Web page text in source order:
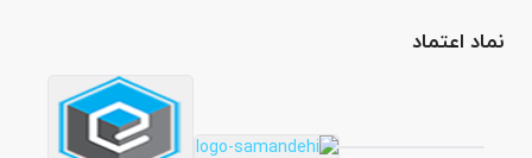
نماد اعتماد